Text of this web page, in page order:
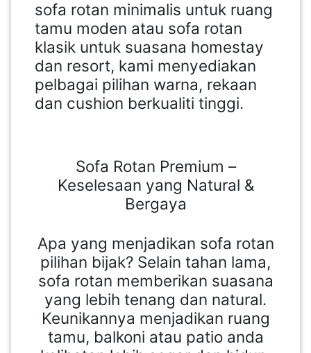
sofa rotan minimalis untuk ruang
tamu moden atau sofa rotan
klasik untuk suasana homestay
dan resort, kami menyediakan
pelbagai pilihan warna, rekaan
dan cushion berkualiti tinggi.
Sofa Rotan Premium –
Keselesaan yang Natural &
Bergaya
Apa yang menjadikan sofa rotan
pilihan bijak? Selain tahan lama,
sofa rotan memberikan suasana
yang lebih tenang dan natural.
Keunikannya menjadikan ruang
tamu, balkoni atau patio anda